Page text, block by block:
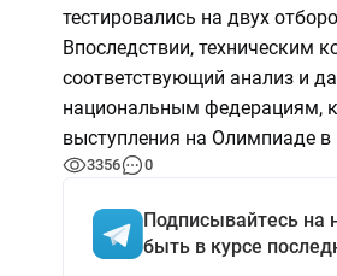
тестировались на двух
Впоследствии, техническим
соответствующий анализ и
национальным федерациям,
выступления на Олимпиаде
3356 0
Подписывайтесь на
быть в курсе